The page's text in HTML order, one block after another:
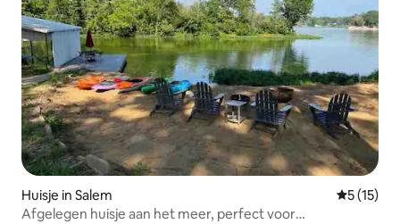
Huisje in Salem
5 (15)
Afgelegen huisje aan het meer, perfect voor